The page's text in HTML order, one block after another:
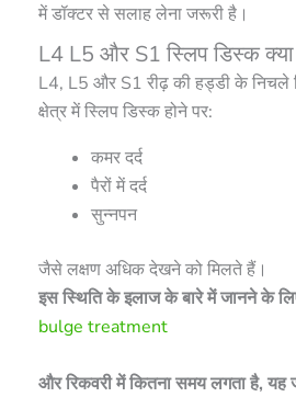
में डॉक्टर से सलाह लेना जरूरी है।
L4 L5 और S1 स्लिप डिस्क
L4, L5 और S1 रीढ़ की हड्डी के
क्षेत्र में स्लिप डिस्क होने पर:
कमर दर्द
पैरों में दर्द
सुन्नपन
जैसे लक्षण अधिक देखने को मिलते हैं।
इस स्थिति के इलाज के बारे में जानने के
bulge treatment
और रिकवरी में कितना समय लगता है, यह